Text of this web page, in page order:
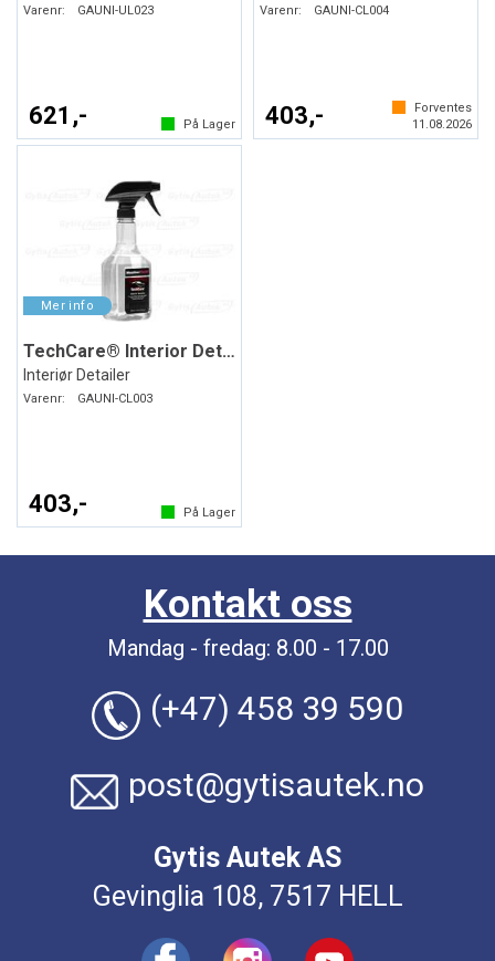
Varenr: GAUNI-UL023
621,- På Lager
Varenr: GAUNI-CL004
403,-
Forventes
11.08.2026
TechCare® Interior Detailer
Interiør Detailer
Varenr: GAUNI-CL003
403,- På Lager
Kontakt oss
Mandag - fredag: 8.00 - 17.00
(+47) 458 39 590
post@gytisautek.no
Gytis Autek AS
Gevinglia 108, 7517 HELL